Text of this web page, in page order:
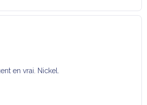
en vrai. Nickel.